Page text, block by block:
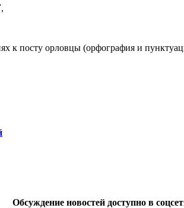
к посту орловцы (орфография и
Обсуждение новостей доступно в